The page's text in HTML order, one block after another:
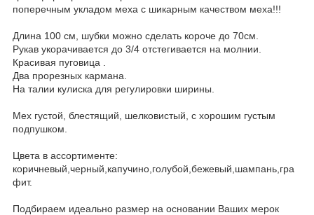
поперечным укладом меха с шикарным качеством меха!!!
Длина 100 см, шубки можно сделать короче до 70см.
Рукав укорачивается до 3/4 отстегивается на молнии.
Красивая пуговица .
Два прорезных кармана.
На талии кулиска для регулировки ширины.
Мех густой, блестящий, шелковистый, с хорошим густым
подпушком.
Цвета в ассортименте:
коричневый,черный,капучино,голубой,бежевый,шампань,гра
фит.
Подбираем идеально размер на основании Ваших мерок